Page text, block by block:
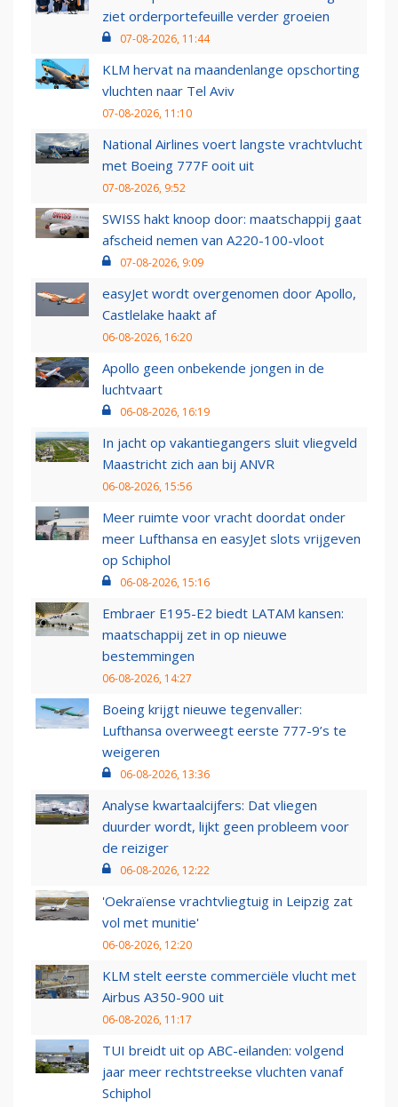
ziet orderportefeuille verder groeien
07-08-2026, 11:44
KLM hervat na maandenlange opschorting
vluchten naar Tel Aviv
07-08-2026, 11:10
National Airlines voert langste vrachtvlucht
met Boeing 777F ooit uit
07-08-2026, 9:52
SWISS hakt knoop door: maatschappij gaat
afscheid nemen van A220-100-vloot
07-08-2026, 9:09
easyJet wordt overgenomen door Apollo,
Castlelake haakt af
06-08-2026, 16:20
Apollo geen onbekende jongen in de
luchtvaart
06-08-2026, 16:19
In jacht op vakantiegangers sluit vliegveld
Maastricht zich aan bij ANVR
06-08-2026, 15:56
Meer ruimte voor vracht doordat onder
meer Lufthansa en easyJet slots vrijgeven
op Schiphol
06-08-2026, 15:16
Embraer E195-E2 biedt LATAM kansen:
maatschappij zet in op nieuwe
bestemmingen
06-08-2026, 14:27
Boeing krijgt nieuwe tegenvaller:
Lufthansa overweegt eerste 777-9’s te
weigeren
06-08-2026, 13:36
Analyse kwartaalcijfers: Dat vliegen
duurder wordt, lijkt geen probleem voor
de reiziger
06-08-2026, 12:22
'Oekraïense vrachtvliegtuig in Leipzig zat
vol met munitie'
06-08-2026, 12:20
KLM stelt eerste commerciële vlucht met
Airbus A350-900 uit
06-08-2026, 11:17
TUI breidt uit op ABC-eilanden: volgend
jaar meer rechtstreekse vluchten vanaf
Schiphol